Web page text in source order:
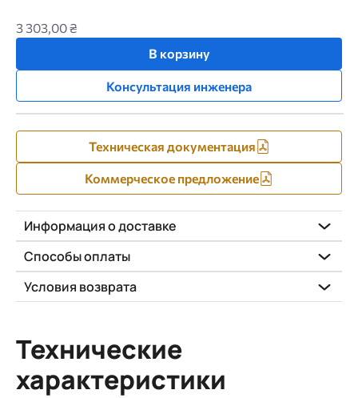
3 303,00 ₴
В корзину
Консультация инженера
Техническая документация
Коммерческое предложение
Информация о доставке
Способы оплаты
Условия возврата
Технические
характеристики